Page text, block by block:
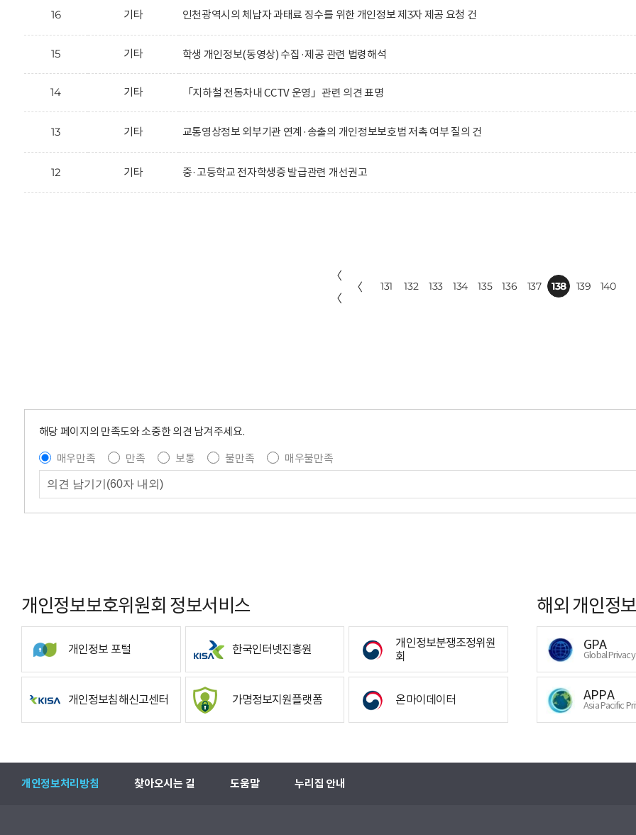
16 기타 인천광역시의 체납자 과태료 징수를 위한 개인정보 제3자 제공 요청 건
15 기타 학생 개인정보(동영상) 수집·제공 관련 법령해석
14 기타 「지하철 전동차내 CCTV 운영」관련 의견 표명
13 기타 교통영상정보 외부기관 연계·송출의 개인정보보호법 저촉 여부 질의 건
12 기타 중·고등학교 전자학생증 발급관련 개선권고
〈
〈
〈 131 132 133 134 135 136 137 138 139 140
해당 페이지의 만족도와 소중한 의견 남겨주세요.
매우만족
만족 보통 불만족 매우불만족
개인정보보호위원회 정보서비스
개인정보 포털 한국인터넷진흥원
개인정보분쟁조정위원
회
개인정보침해신고센터 가명정보지원플랫폼 온마이데이터
해외 개인정
GPA
Global
APPA
Asia Pacific
개인정보처리방침 찾아오시는 길 도움말 누리집 안내